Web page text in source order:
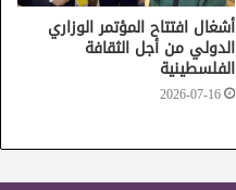
أشغال افتتاح المؤتمر الوزاري
الدولي من أجل الثقافة
الفلسطينية
2026-07-16